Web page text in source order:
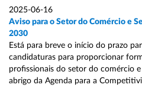
2025-06-16
Aviso para o Setor do Comércio e
2030
Está para breve o início do prazo
candidaturas para proporcionar
profissionais do setor do comércio
abrigo da Agenda para a